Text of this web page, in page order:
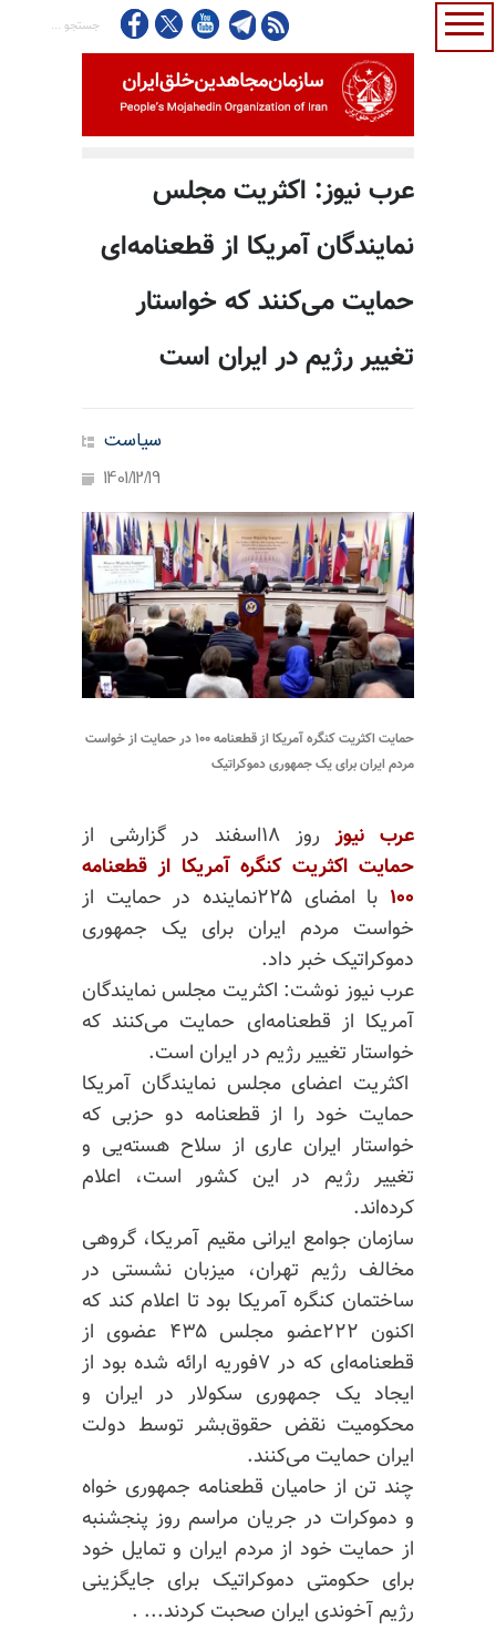
عرب نیوز: اکثریت مجلس
نمایندگان آمریکا از قطعنامه‌ای
حمایت می‌کنند که خواستار
تغییر رژیم در ایران است
سیاست
1401/12/19
حمایت اکثریت کنگره آمریکا از قطعنامه ۱۰۰ در حمایت از خواست
مردم ایران برای یک جمهوری دموکراتیک
عرب نیوز روز ۱۸اسفند در گزارشی از
حمایت اکثریت کنگره آمریکا از قطعنامه
۱۰۰
با امضای ۲۲۵نماینده در حمایت از
خواست مردم ایران برای یک جمهوری
دموکراتیک خبر داد.
عرب نیوز نوشت: اکثریت مجلس نمایندگان
آمریکا از قطعنامه‌ای حمایت می‌کنند که
خواستار تغییر رژیم در ایران است.
اکثریت اعضای مجلس نمایندگان آمریکا
حمایت خود را از قطعنامه دو حزبی که
خواستار ایران عاری از سلاح هسته‌یی و
تغییر رژیم در این کشور است، اعلام
کرده‌اند.
سازمان جوامع ایرانی مقیم آمریکا، گروهی
مخالف رژیم تهران، میزبان نشستی در
ساختمان کنگره آمریکا بود تا اعلام کند که
اکنون ۲۲۲عضو مجلس ۴۳۵ عضوی از
قطعنامه‌ای که در ۷فوریه ارائه شده بود از
ایجاد یک جمهوری سکولار در ایران و
محکومیت نقض حقوق‌بشر توسط دولت
ایران حمایت می‌کنند.
چند تن از حامیان قطعنامه جمهوری خواه
و دموکرات در جریان مراسم روز پنجشنبه
از حمایت خود از مردم ایران و تمایل خود
برای حکومتی دموکراتیک برای جایگزینی
رژیم آخوندی ایران صحبت کردند... .